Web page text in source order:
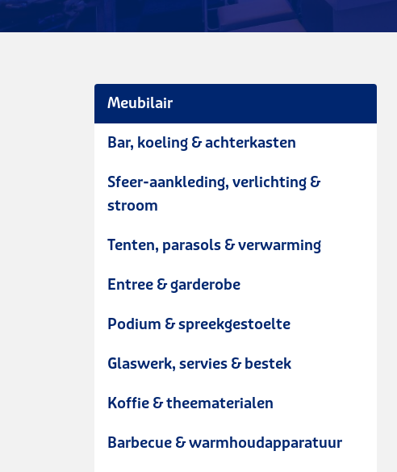
Meubilair
Bar, koeling & achterkasten
Sfeer-aankleding, verlichting &
stroom
Tenten, parasols & verwarming
Entree & garderobe
Podium & spreekgestoelte
Glaswerk, servies & bestek
Koffie & theematerialen
Barbecue & warmhoudapparatuur